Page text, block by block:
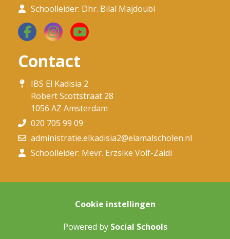
Schoolleider: Dhr. Bilal Majdoubi
Contact
IBS El Kadisia 2
Robert Scottstraat 28
1056 AZ Amsterdam
020 705 99 09
administratie.elkadisia2@elamalscholen.nl
Schoolleider: Mevr. Erzsike Volf-Zaidi
Cookie instellingen
Powered by Social Schools